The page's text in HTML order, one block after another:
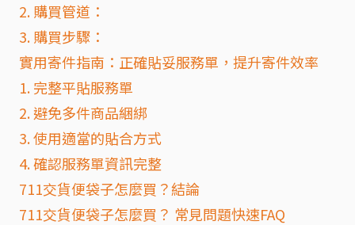
2. 購買管道：
3. 購買步驟：
實用寄件指南：正確貼妥服務單，提升寄件效率
1. 完整平貼服務單
2. 避免多件商品綑綁
3. 使用適當的貼合方式
4. 確認服務單資訊完整
711交貨便袋子怎麼買？結論
711交貨便袋子怎麼買？ 常見問題快速FAQ